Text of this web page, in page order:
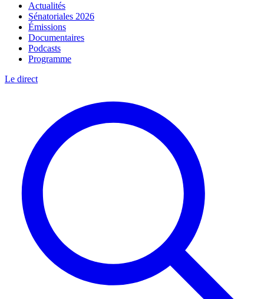
Actualités
Sénatoriales 2026
Émissions
Documentaires
Podcasts
Programme
Le direct